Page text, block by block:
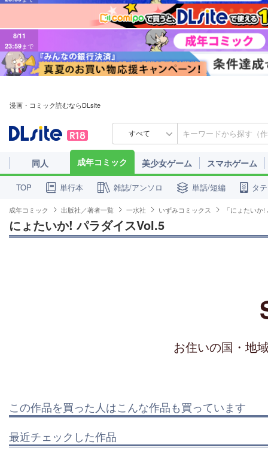
8/11
23:59 まで
漫画・コミック読むならDLsite
すべて
同人 成年コミック 美少女ゲーム スマホゲーム
TOP 単行本 雑誌/アンソロ 単話/短編 タ
成年コミック 出版社／著者一覧 一水社 いずみコミックス 「にょたいか
にょたいか! パラダイスVol.5
お住いの国・地
この作品を買った人はこんな作品も買っています
最近チェックした作品